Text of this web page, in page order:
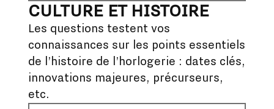
CULTURE ET HISTOIRE
Les questions testent vos
connaissances sur les points essentiels
de l’histoire de l’horlogerie : dates clés,
innovations majeures, précurseurs,
etc.